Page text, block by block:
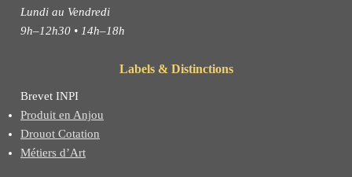
Lundi au Vendredi
9h–12h30 • 14h–18h
Labels & Distinctions
Brevet INPI
Produit en Anjou
Drouot Cotation
Métiers d’Art